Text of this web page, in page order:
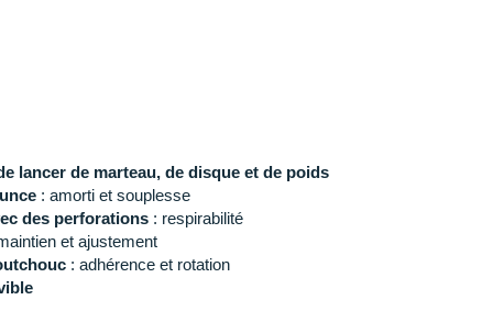
lancer de marteau, de disque et de poids
: amorti et souplesse
des perforations: respirabilité
et ajustement
: adhérence et rotation